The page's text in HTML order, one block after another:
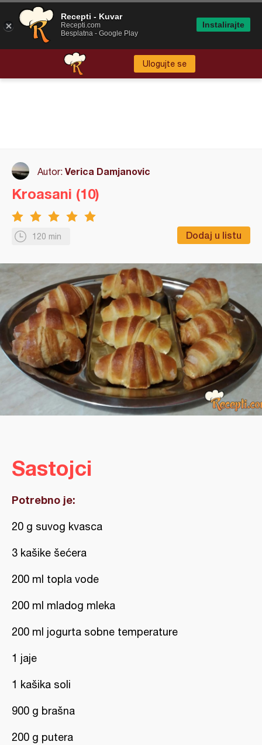
Ulogujte se
Autor: Verica Damjanovic
120 min Dodaj u listu
Kroasani (10)
Sastojci
Potrebno je:
20 g suvog kvasca
3 kašike šećera
200 ml topla vode
200 ml mladog mleka
200 ml jogurta sobne temperature
1 jaje
1 kašika soli
900 g brašna
200 g putera
Recepti - Kuvar
Recepti.com
Besplatna - Google Play
Instalirajte